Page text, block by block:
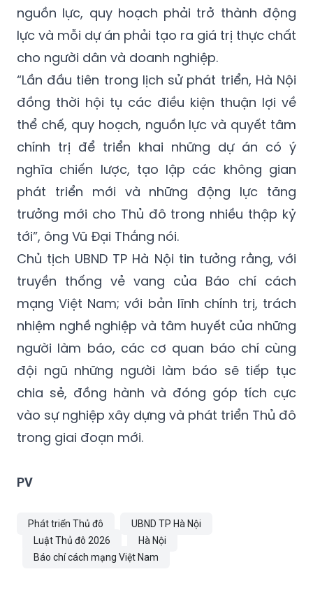
nguồn lực, quy hoạch phải trở thành động
lực và mỗi dự án phải tạo ra giá trị thực chất
cho người dân và doanh nghiệp.
“Lần đầu tiên trong lịch sử phát triển, Hà Nội
đồng thời hội tụ các điều kiện thuận lợi về
thể chế, quy hoạch, nguồn lực và quyết tâm
chính trị để triển khai những dự án có ý
nghĩa chiến lược, tạo lập các không gian
phát triển mới và những động lực tăng
trưởng mới cho Thủ đô trong nhiều thập kỷ
tới”, ông Vũ Đại Thắng nói.
Chủ tịch UBND TP Hà Nội tin tưởng rằng, với
truyền thống vẻ vang của Báo chí cách
mạng Việt Nam; với bản lĩnh chính trị, trách
nhiệm nghề nghiệp và tâm huyết của những
người làm báo, các cơ quan báo chí cùng
đội ngũ những người làm báo sẽ tiếp tục
chia sẻ, đồng hành và đóng góp tích cực
vào sự nghiệp xây dựng và phát triển Thủ đô
trong giai đoạn mới.
PV
Phát triển Thủ đô
UBND TP Hà Nội
Luật Thủ đô 2026
Hà Nội
Báo chí cách mạng Việt Nam